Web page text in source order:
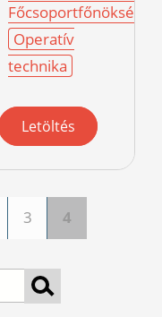
Főcsoportfőnökség
Operatív
technika
Letöltés
3 4